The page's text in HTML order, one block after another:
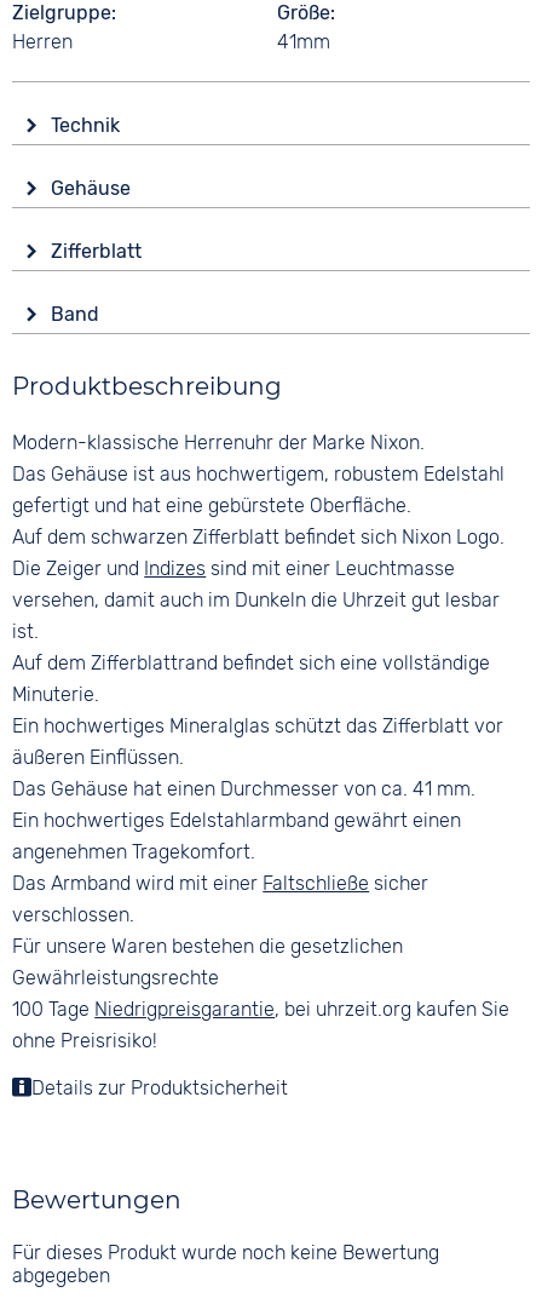
Zielgruppe
Herren
Größe
41mm
Technik
Batterie (Quarz)
Wasserdicht
10 bar
Funktionen
Leuchtzeiger / -ziffern
Gehäuse
Edelstahl
Form
Rund
Glas
Farbe
Silber
Zifferblatt
Analog
Schwarz
Ziffern
Keine
Band
Edelstahl
Farbe
Bandschließe
Faltschließe
Produktbeschreibung
Modern-klassische Herrenuhr der Marke Nixon.
Das Gehäuse ist aus hochwertigem, robustem Edelstahl
gefertigt und hat eine gebürstete Oberfläche.
Auf dem schwarzen Zifferblatt befindet sich Nixon Logo.
Die Zeiger und Indizes sind mit einer Leuchtmasse
versehen, damit auch im Dunkeln die Uhrzeit gut lesbar
ist.
Auf dem Zifferblattrand befindet sich eine vollständige
Minuterie.
Ein hochwertiges Mineralglas schützt das Zifferblatt vor
äußeren Einflüssen.
Das Gehäuse hat einen Durchmesser von ca. 41 mm.
Ein hochwertiges Edelstahlarmband gewährt einen
angenehmen Tragekomfort.
Das Armband wird mit einer Faltschließe sicher
verschlossen.
Für unsere Waren bestehen die gesetzlichen
Gewährleistungsrechte
100 Tage Niedrigpreisgarantie, bei uhrzeit.org kaufen Sie
ohne Preisrisiko!
Details zur Produktsicherheit
Bewertungen
Für dieses Produkt wurde noch keine Bewertung
abgegeben